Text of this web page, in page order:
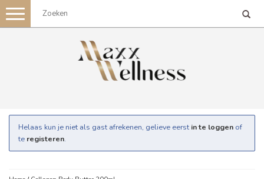
Toggle
navigation
Helaas kun je niet als gast afrekenen, gelieve eerst in te loggen of
te registeren.